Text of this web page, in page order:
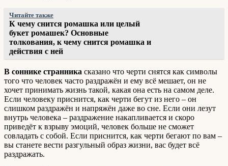
Читайте также
К чему снится ромашка или целый
букет ромашек? Основные
толкования, к чему снится ромашка и
действия с ней
В соннике странника сказано что черти снятся как символы
того что человек часто раздражён и ему всё мешает, он не
хочет принимать жизнь такой, какая она есть на самом деле.
Если человеку приснится, как черти бегут из него – он
слишком раздражён и напряжён даже во сне. Если они лезут
внутрь человека – раздражение накапливается и скоро
приведёт к взрыву эмоций, человек больше не сможет
совладать с собой. Если приснится, как черти бегают по вам –
вы станете вести разгульный образ жизни, вас будет всё
раздражать.